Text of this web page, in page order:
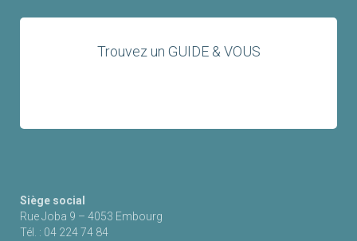
Trouvez un GUIDE & VOUS
Siège social
Rue Joba 9 – 4053 Embourg
Tél. : 04 224 74 84